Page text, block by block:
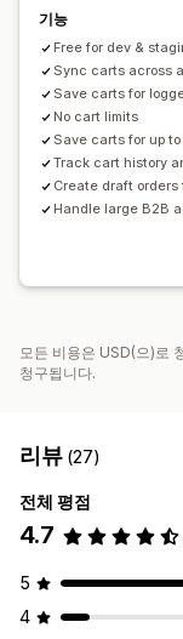
기능
Free for dev &
‌Sync carts across
Save carts for
No cart limits
Save carts for up
Track cart history
Create draft orders
Handle large B2B
모든 비용은 USD(으)로
청구됩니다.
리뷰 (27)
전체 평점
4.7
5
4